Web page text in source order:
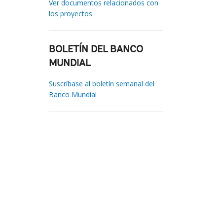
Ver documentos relacionados con
los proyectos
BOLETÍN DEL BANCO
MUNDIAL
Suscríbase al boletín semanal del
Banco Mundial